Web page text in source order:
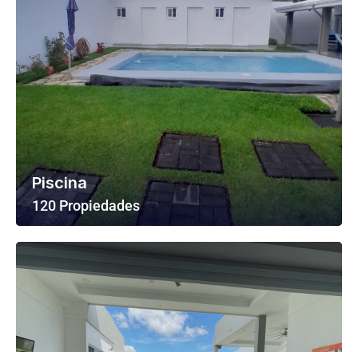
Piscina
120 Propiedades
Ver Todas Las Propiedades